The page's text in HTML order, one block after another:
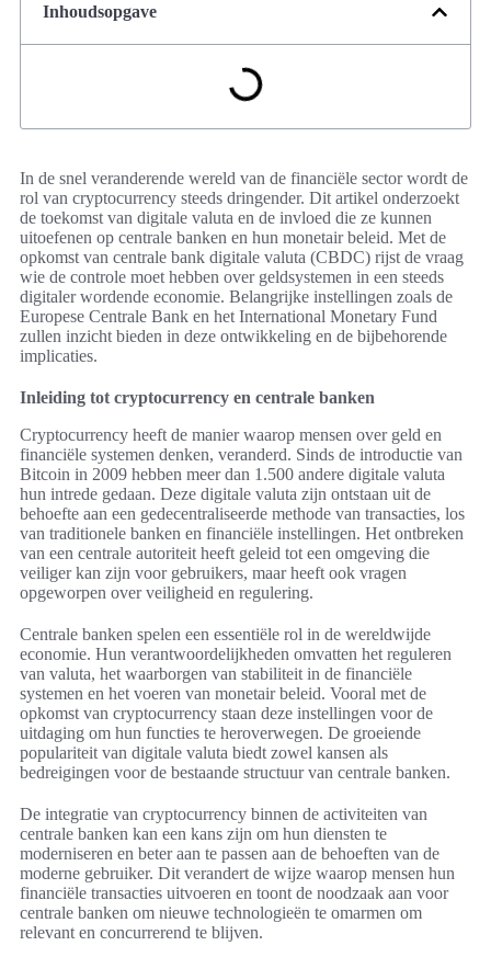
Inhoudsopgave
In de snel veranderende wereld van de financiële sector wordt de
rol van cryptocurrency steeds dringender. Dit artikel onderzoekt
de toekomst van digitale valuta en de invloed die ze kunnen
uitoefenen op centrale banken en hun monetair beleid. Met de
opkomst van centrale bank digitale valuta (CBDC) rijst de vraag
wie de controle moet hebben over geldsystemen in een steeds
digitaler wordende economie. Belangrijke instellingen zoals de
Europese Centrale Bank en het International Monetary Fund
zullen inzicht bieden in deze ontwikkeling en de bijbehorende
implicaties.
Inleiding tot cryptocurrency en centrale banken
Cryptocurrency heeft de manier waarop mensen over geld en
financiële systemen denken, veranderd. Sinds de introductie van
Bitcoin in 2009 hebben meer dan 1.500 andere digitale valuta
hun intrede gedaan. Deze digitale valuta zijn ontstaan uit de
behoefte aan een gedecentraliseerde methode van transacties, los
van traditionele banken en financiële instellingen. Het ontbreken
van een centrale autoriteit heeft geleid tot een omgeving die
veiliger kan zijn voor gebruikers, maar heeft ook vragen
opgeworpen over veiligheid en regulering.
Centrale banken spelen een essentiële rol in de wereldwijde
economie. Hun verantwoordelijkheden omvatten het reguleren
van valuta, het waarborgen van stabiliteit in de financiële
systemen en het voeren van monetair beleid. Vooral met de
opkomst van cryptocurrency staan deze instellingen voor de
uitdaging om hun functies te heroverwegen. De groeiende
populariteit van digitale valuta biedt zowel kansen als
bedreigingen voor de bestaande structuur van centrale banken.
De integratie van cryptocurrency binnen de activiteiten van
centrale banken kan een kans zijn om hun diensten te
moderniseren en beter aan te passen aan de behoeften van de
moderne gebruiker. Dit verandert de wijze waarop mensen hun
financiële transacties uitvoeren en toont de noodzaak aan voor
centrale banken om nieuwe technologieën te omarmen om
relevant en concurrerend te blijven.